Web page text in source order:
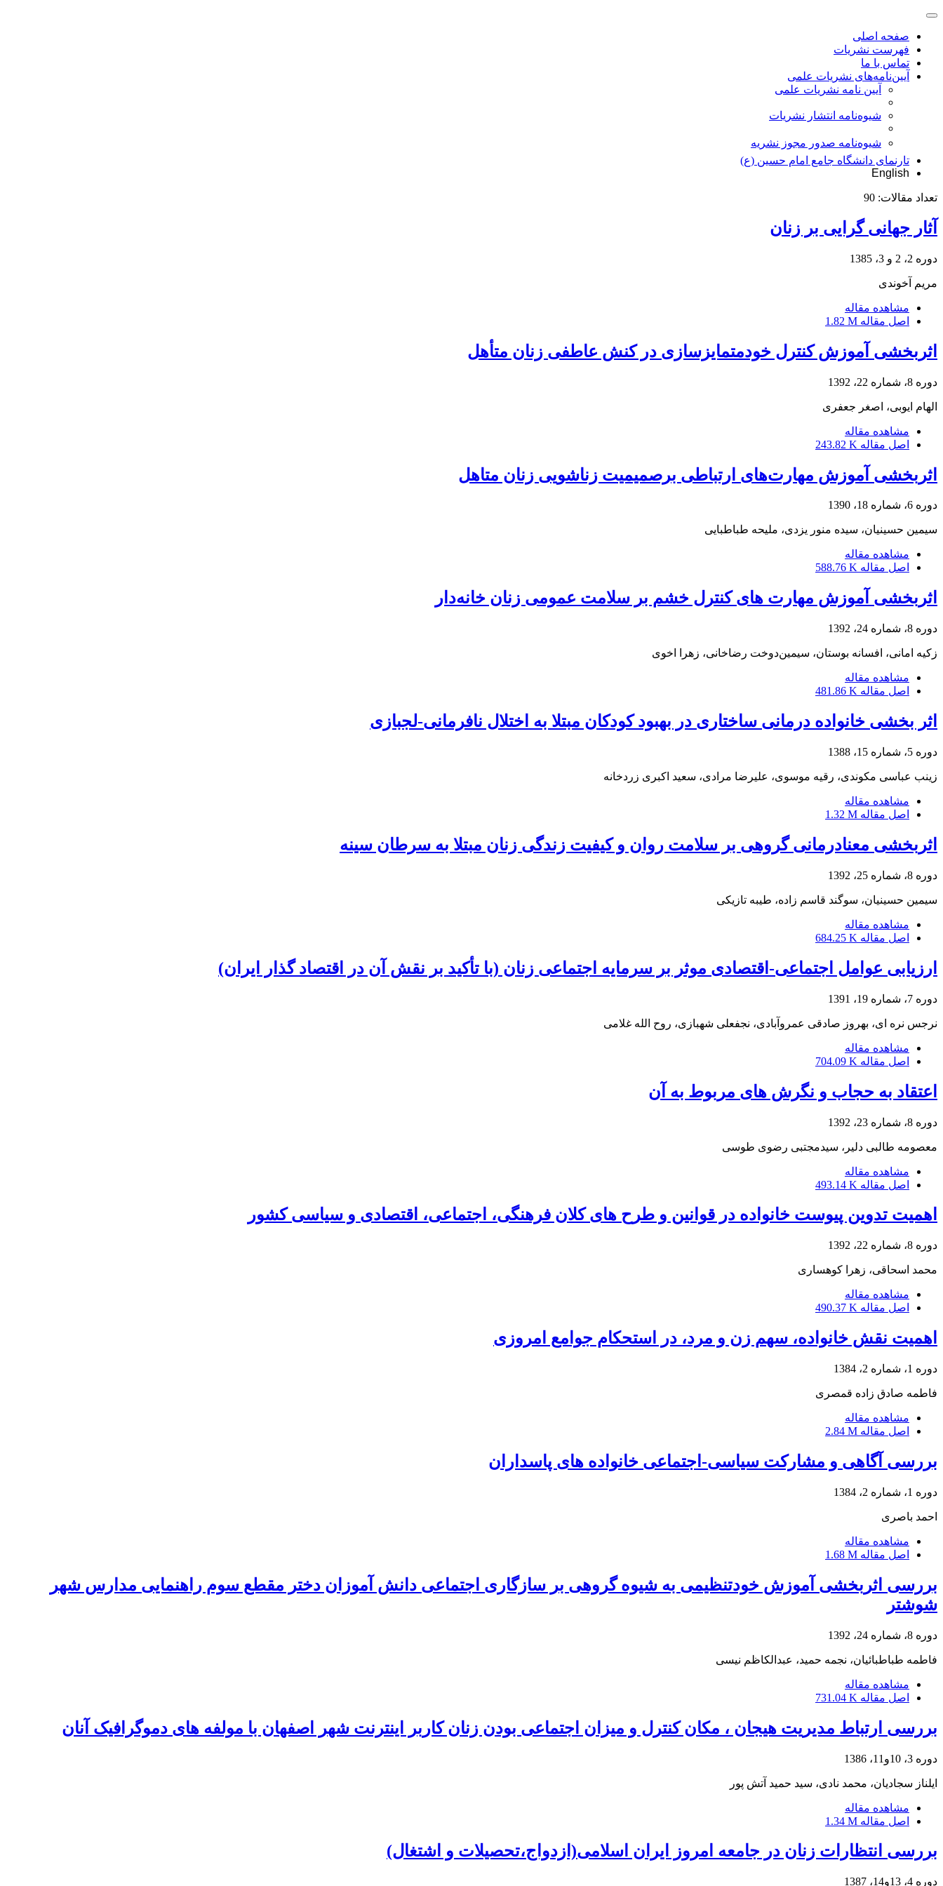
صفحه اصلی
فهرست نشریات
تماس با ما
آیین‌نامه‌های نشریات علمی
آیین نامه نشریات علمی
شیوه‌نامه انتشار نشریات
شیوهنامه صدور مجوز نشریه
تارنمای دانشگاه جامع امام حسین (ع)
English
تعداد مقالات: 90
آثار جهانی گرایی بر زنان
دوره 2، 2 و 3، 1385
مریم آخوندی
مشاهده مقاله
اصل مقاله 1.82 M
اثربخشی آموزش کنترل خودمتمایزسازی در کنش عاطفی زنان متأهل
دوره 8، شماره 22، 1392
الهام ایوبی، اصغر جعفری
مشاهده مقاله
اصل مقاله 243.82 K
اثربخشی آموزش مهارت‌های ارتباطی برصمیمیت زناشویی زنان متاهل
دوره 6، شماره 18، 1390
سیمین حسینیان، سیده منور یزدی، ملیحه طباطبایی
مشاهده مقاله
اصل مقاله 588.76 K
اثربخشی آموزش مهارت های کنترل خشم بر سلامت عمومی زنان خانه‌دار
دوره 8، شماره 24، 1392
زکیه امانی، افسانه بوستان، سیمین‌دوخت رضاخانی، زهرا اخوی
مشاهده مقاله
اصل مقاله 481.86 K
اثر بخشی خانواده درمانی ساختاری در بهبود کودکان مبتلا به اختلال نافرمانی-لجبازی
دوره 5، شماره 15، 1388
زینب عباسی مکوندی، رقیه موسوی، علیرضا مرادی، سعید اکبری زردخانه
مشاهده مقاله
اصل مقاله 1.32 M
اثربخشی معنادرمانی گروهی بر سلامت روان و کیفیت زندگی زنان مبتلا به سرطان سینه
دوره 8، شماره 25، 1392
سیمین حسینیان، سوگند قاسم زاده، طیبه تازیکی
مشاهده مقاله
اصل مقاله 684.25 K
ارزیابی عوامل اجتماعی-‌اقتصادی موثر بر سرمایه اجتماعی زنان (با تأکید بر نقش آن در اقتصاد گذار ایران)
دوره 7، شماره 19، 1391
نرجس نره ای، بهروز صادقی عمروآبادی، نجفعلی شهبازی، روح الله غلامی
مشاهده مقاله
اصل مقاله 704.09 K
اعتقاد به حجاب و نگرش های مربوط به آن
دوره 8، شماره 23، 1392
معصومه طالبی دلیر، سیدمجتبی رضوی طوسی
مشاهده مقاله
اصل مقاله 493.14 K
اهمیت تدوین پیوست خانواده در قوانین و طرح های کلان فرهنگی، اجتماعی، اقتصادی و سیاسی کشور
دوره 8، شماره 22، 1392
محمد اسحاقی، زهرا کوهساری
مشاهده مقاله
اصل مقاله 490.37 K
اهمیت نقش خانواده، سهم زن و مرد، در استحکام جوامع امروزی
دوره 1، شماره 2، 1384
فاطمه صادق زاده قمصری
مشاهده مقاله
اصل مقاله 2.84 M
بررسی آگاهی و مشارکت سیاسی-اجتماعی خانواده های پاسداران
دوره 1، شماره 2، 1384
احمد باصری
مشاهده مقاله
اصل مقاله 1.68 M
بررسی اثربخشی آموزش خودتنظیمی به شیوه گروهی بر سازگاری اجتماعی دانش آموزان دختر مقطع سوم راهنمایی مدارس شهر
شوشتر
دوره 8، شماره 24، 1392
فاطمه طباطبائیان، نجمه حمید، عبدالکاظم نیسی
مشاهده مقاله
اصل مقاله 731.04 K
بررسی ارتباط مدیریت هیجان ، مکان کنترل و میزان اجتماعی بودن زنان کاربر اینترنت شهر اصفهان با مولفه های دموگرافیک آنان
دوره 3، 10و11، 1386
ایلناز سجادیان، محمد نادی، سید حمید آتش پور
مشاهده مقاله
اصل مقاله 1.34 M
بررسی انتظارات زنان در جامعه امروز ایران اسلامی(ازدواج،تحصیلات و اشتغال)
دوره 4، 13و14، 1387